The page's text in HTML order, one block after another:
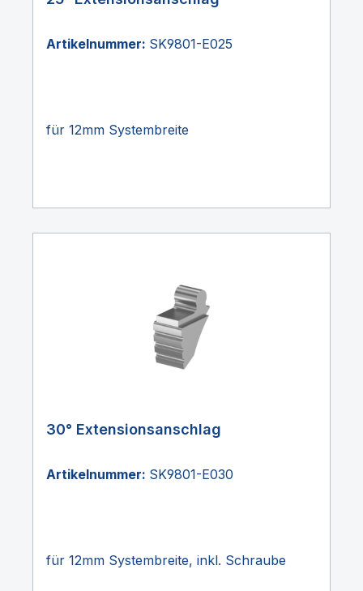
Artikelnummer: SK9801-E025
für 12mm Systembreite
30° Extensionsanschlag
Artikelnummer: SK9801-E030
für 12mm Systembreite, inkl. Schraube